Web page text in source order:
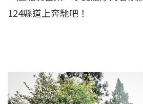
124縣道上奔馳吧！